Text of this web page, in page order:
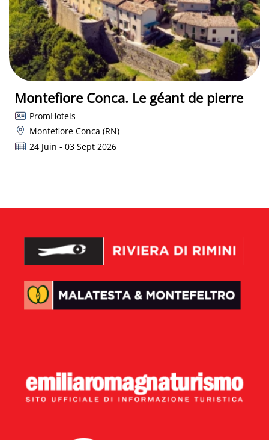
Montefiore Conca. Le géant de pierre
PromHotels
Montefiore Conca (RN)
24 Juin - 03 Sept 2026